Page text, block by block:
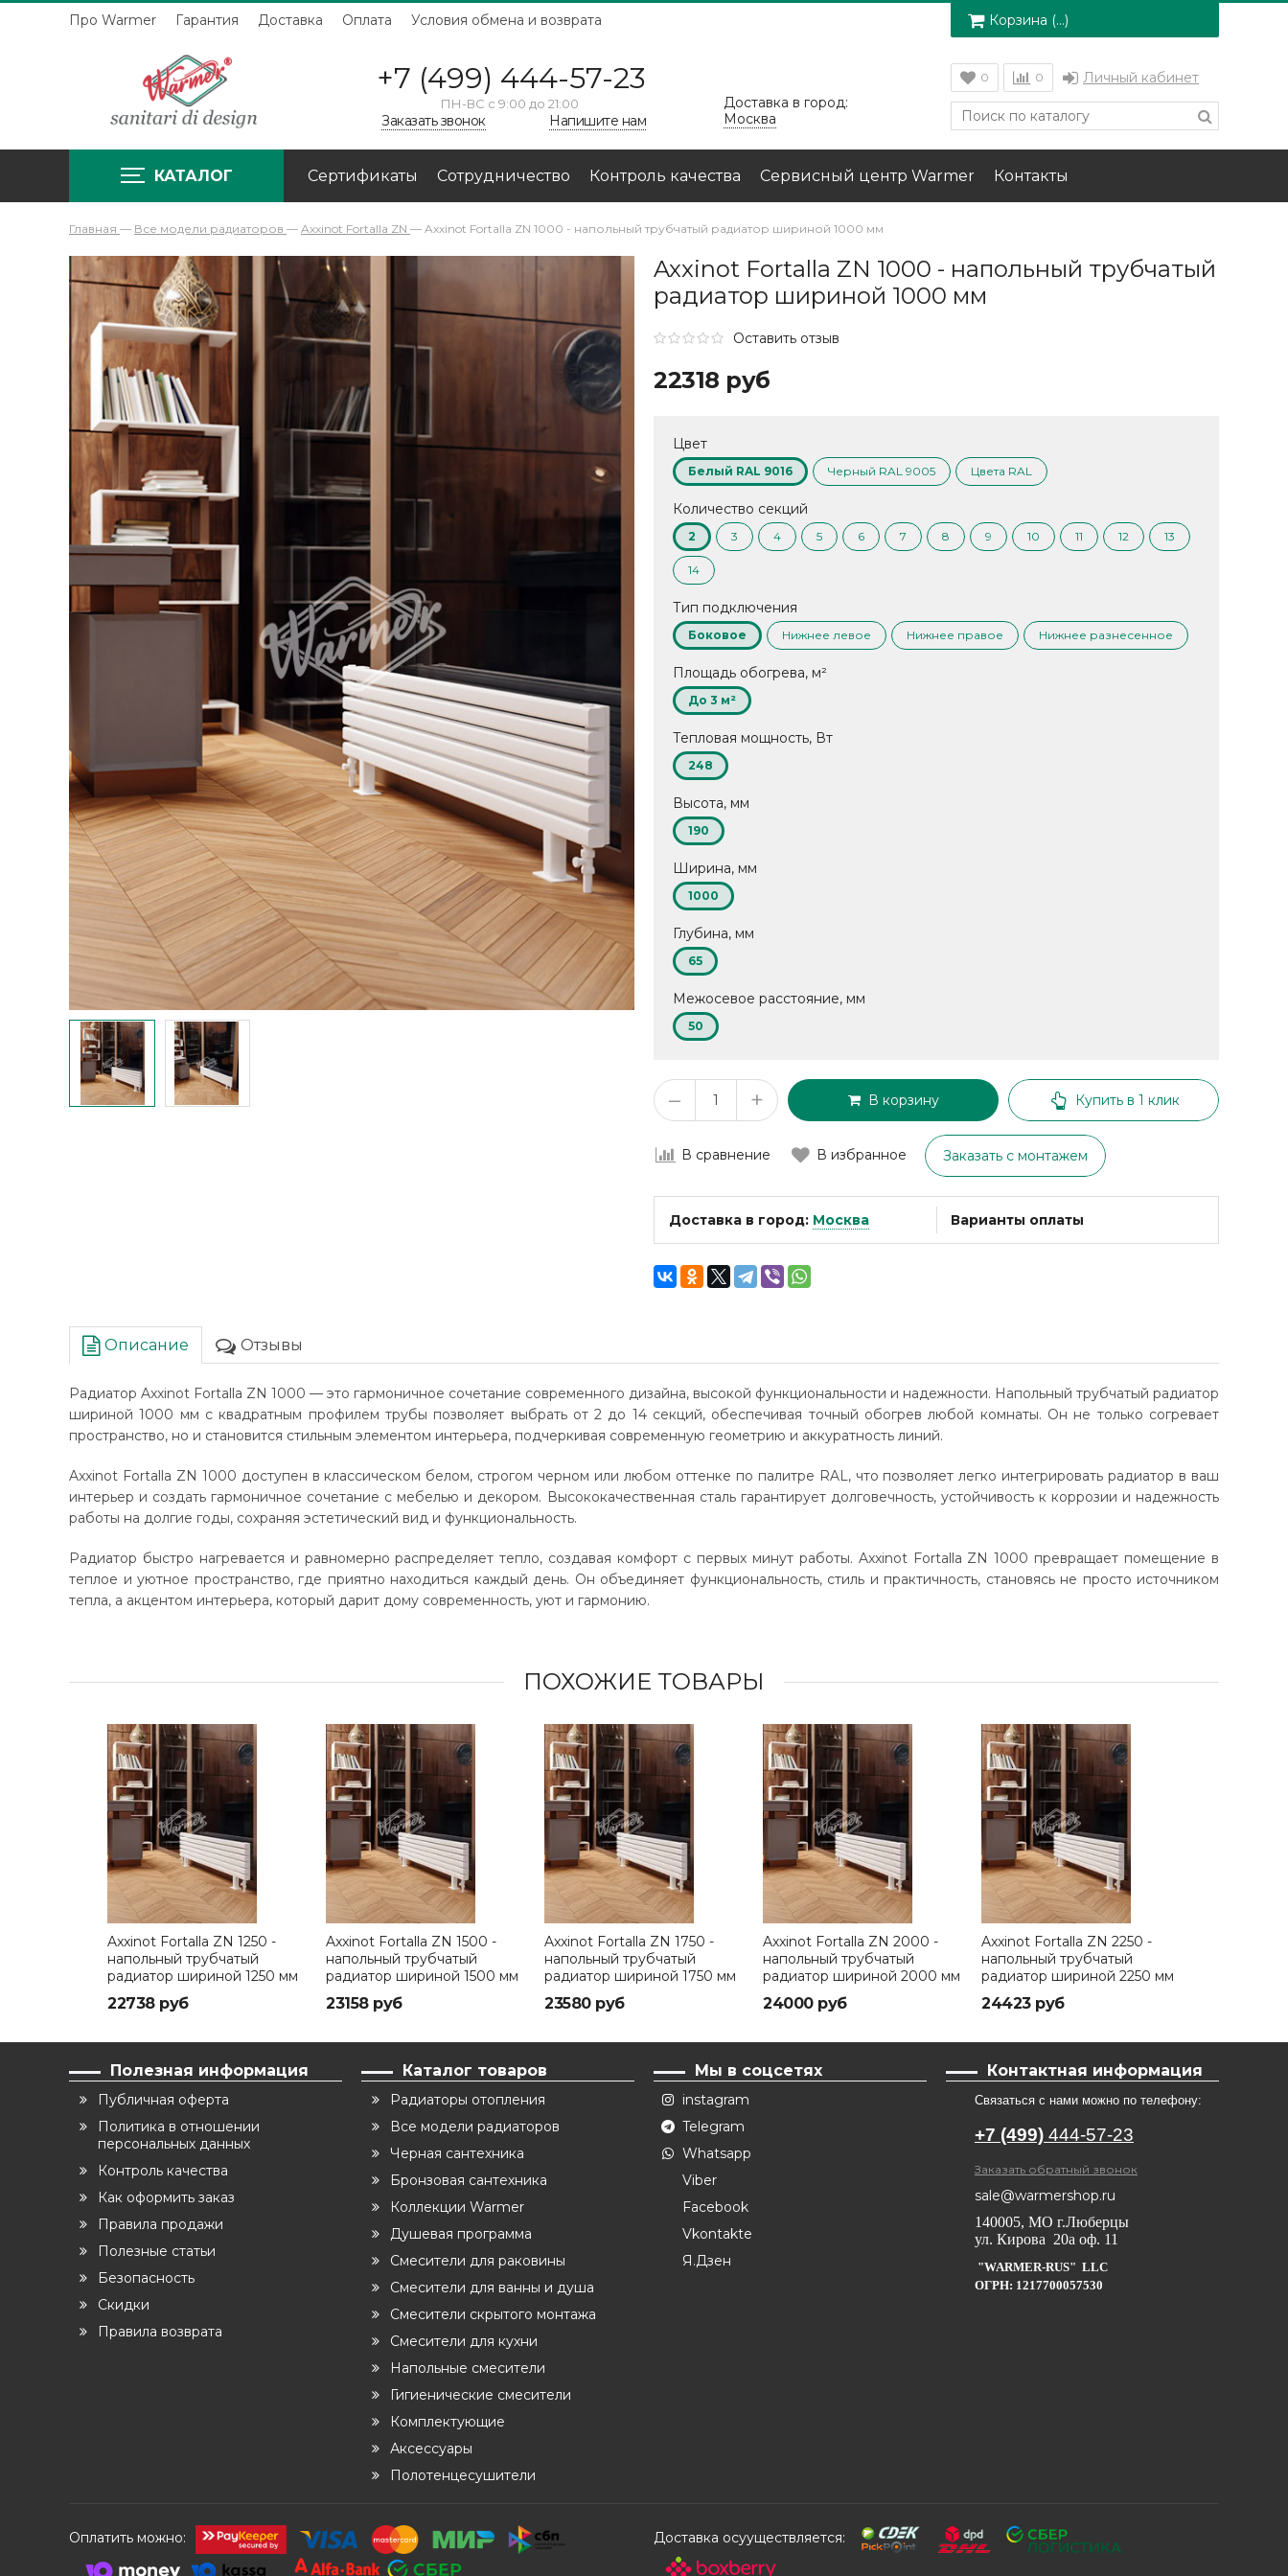
Про Warmer Гарантия Доставка Оплата Условия обмена и возврата Корзина (…)
+7 (499) 444-57-23
ПН-ВС с 9:00 до 21:00
Заказать звонок Напишите нам
Доставка в город:
Москва
0 0 Личный кабинет
КАТАЛОГ Сертификаты Сотрудничество Контроль качества Сервисный центр Warmer Контакты
Главная — Все модели радиаторов — Axxinot Fortalla ZN — Axxinot Fortalla ZN 1000 - напольный трубчатый радиатор шириной 1000 мм
Axxinot Fortalla ZN 1000 - напольный трубчатый
радиатор шириной 1000 мм
Оставить отзыв
22318 руб
Цвет
Белый RAL 9016 Черный RAL 9005 Цвета RAL
Количество секций
2 3 4 5 6 7 8 9 10 11 12 13
14
Тип подключения
Боковое Нижнее левое Нижнее правое Нижнее разнесенное
Площадь обогрева, м²
До 3 м²
Тепловая мощность, Вт
248
Высота, мм
190
Ширина, мм
1000
Глубина, мм
65
Межосевое расстояние, мм
50
– + В корзину Купить в 1 клик
В сравнение В избранное Заказать с монтажем
Доставка в город: Москва Варианты оплаты
Описание Отзывы
Радиатор Axxinot Fortalla ZN 1000 — это гармоничное сочетание современного дизайна, высокой функциональности и надежности. Напольный трубчатый радиатор
шириной 1000 мм с квадратным профилем трубы позволяет выбрать от 2 до 14 секций, обеспечивая точный обогрев любой комнаты. Он не только согревает
пространство, но и становится стильным элементом интерьера, подчеркивая современную геометрию и аккуратность линий.
Axxinot Fortalla ZN 1000 доступен в классическом белом, строгом черном или любом оттенке по палитре RAL, что позволяет легко интегрировать радиатор в ваш
интерьер и создать гармоничное сочетание с мебелью и декором. Высококачественная сталь гарантирует долговечность, устойчивость к коррозии и надежность
работы на долгие годы, сохраняя эстетический вид и функциональность.
Радиатор быстро нагревается и равномерно распределяет тепло, создавая комфорт с первых минут работы. Axxinot Fortalla ZN 1000 превращает помещение в
теплое и уютное пространство, где приятно находиться каждый день. Он объединяет функциональность, стиль и практичность, становясь не просто источником
тепла, а акцентом интерьера, который дарит дому современность, уют и гармонию.
ПОХОЖИЕ ТОВАРЫ
Axxinot Fortalla ZN 1250 -
напольный трубчатый
радиатор шириной 1250 мм
22738 руб
Axxinot Fortalla ZN 1500 -
напольный трубчатый
радиатор шириной 1500 мм
23158 руб
Axxinot Fortalla ZN 1750 -
напольный трубчатый
радиатор шириной 1750 мм
23580 руб
Axxinot Fortalla ZN 2000 -
напольный трубчатый
радиатор шириной 2000 мм
24000 руб
Axxinot Fortalla ZN 2250 -
напольный трубчатый
радиатор шириной 2250 мм
24423 руб
Полезная информация
Публичная оферта
Политика в отношении
персональных данных
Контроль качества
Как оформить заказ
Правила продажи
Полезные статьи
Безопасность
Скидки
Правила возврата
Каталог товаров
Радиаторы отопления
Все модели радиаторов
Черная сантехника
Бронзовая сантехника
Коллекции Warmer
Душевая программа
Смесители для раковины
Смесители для ванны и душа
Смесители скрытого монтажа
Смесители для кухни
Напольные смесители
Гигиенические смесители
Комплектующие
Аксессуары
Полотенцесушители
Мы в соцсетях
instagram
Telegram
Whatsapp
Viber
Facebook
Vkontakte
Я.Дзен
Контактная информация
Связаться с нами можно по телефону:
+7 (499) 444-57-23
Заказать обратный звонок
sale@warmershop.ru
140005, МО г.Люберцы
ул. Кирова 20а оф. 11
"WARMER-RUS" LLC
ОГРН: 1217700057530
Оплатить можно: Доставка осууществляется: